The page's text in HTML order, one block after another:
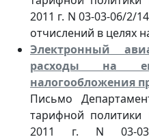
2011 г. N 03-03-06/2/
отчислений в целях
Электронный
расходы на
налогообложения
Письмо
тарифной
2011 г. N 03-03-